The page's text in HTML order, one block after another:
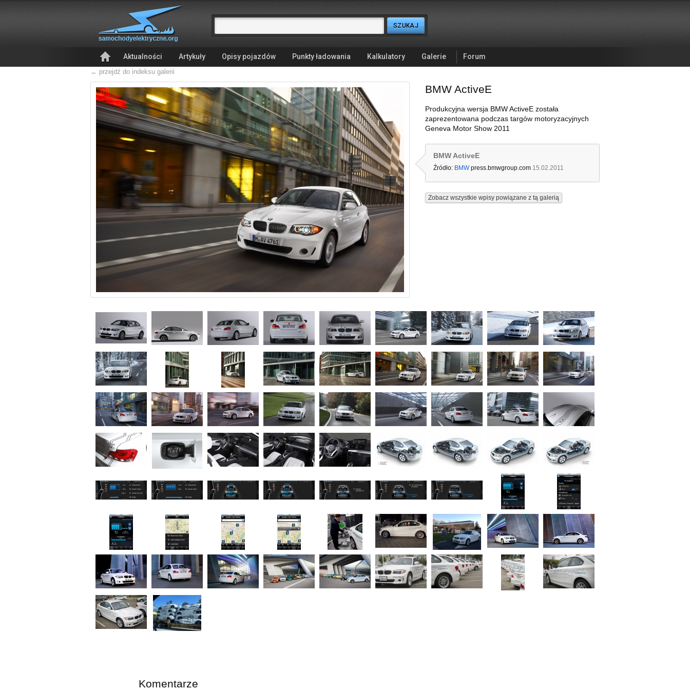
Aktualności Artykuły Opisy pojazdów Punkty ładowania Kalkulatory Galerie Forum
← przejdź do indeksu galerii
BMW ActiveE
Produkcyjna wersja BMW ActiveE została
zaprezentowana podczas targów motoryzacyjnych
Geneva Motor Show 2011
BMW ActiveE
Źródło: BMW press.bmwgroup.com 15.02.2011
Zobacz wszystkie wpisy powiązane z tą galerią
Komentarze